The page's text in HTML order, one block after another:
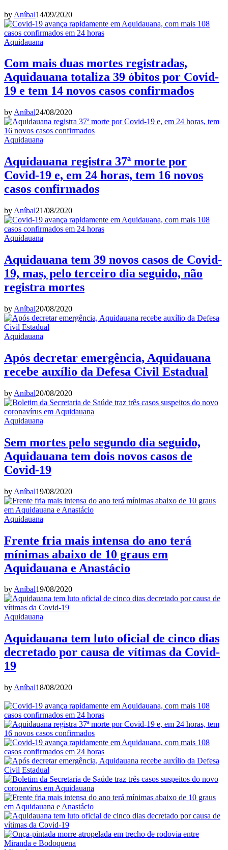
by Aníbal14/09/2020
Aquidauana
Com mais duas mortes registradas,
Aquidauana totaliza 39 óbitos por Covid-
19 e tem 14 novos casos confirmados
by Aníbal24/08/2020
Aquidauana
Aquidauana registra 37ª morte por
Covid-19 e, em 24 horas, tem 16 novos
casos confirmados
by Aníbal21/08/2020
Aquidauana
Aquidauana tem 39 novos casos de Covid-
19, mas, pelo terceiro dia seguido, não
registra mortes
by Aníbal20/08/2020
Aquidauana
Após decretar emergência, Aquidauana
recebe auxílio da Defesa Civil Estadual
by Aníbal20/08/2020
Aquidauana
Sem mortes pelo segundo dia seguido,
Aquidauana tem dois novos casos de
Covid-19
by Aníbal19/08/2020
Aquidauana
Frente fria mais intensa do ano terá
mínimas abaixo de 10 graus em
Aquidauana e Anastácio
byAníbal19/08/2020
Aquidauana
Aquidauana tem luto oficial de cinco dias
decretado por causa de vítimas da Covid-
19
by Aníbal18/08/2020